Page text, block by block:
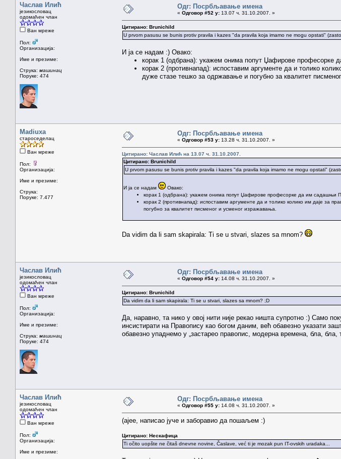
Часлав Илић
језикословац
одомаћен члан
Ван мреже
Пол:
Организација:
Име и презиме:
Струка: машинац
Поруке: 474
Одг: Посрбљавање имена
« Одговор #52 у: 13.07 ч. 31.10.2007. »
Цитирано: Brunichild
U prvom pasusu se bunis protiv pravila i kazes "da pravila koja imamo ne mogu opstati"
И ја се надам :) Овако:
корак 1 (одбрана): укажем онима попут Џафирове професорке
корак 2 (противнапад): испоставим аргументе да и толико
дуже стазе тешко за одржавање и погубно за квалитет
Madiuxa
староседелац
Ван мреже
Пол:
Организација:
Име и презиме:
Струка:
Поруке: 7.477
Одг: Посрбљавање имена
« Одговор #53 у: 13.28 ч. 31.10.2007. »
Цитирано: Часлав Илић на 13.07 ч. 31.10.2007.
Цитирано: Brunichild
U prvom pasusu se bunis protiv pravila i kazes "da pravila koja imamo ne mogu opstati"
И ја се надам
Овако:
корак 1 (одбрана): укажем онима попут Џафирове професорке да им садашњи
корак 2 (противнапад): испоставим аргументе да и толико колико им даје за
погубно за квалитет писменог и усменог изражавања.
Da vidim da li sam skapirala: Ti se u stvari, slazes sa mnom?
Часлав Илић
језикословац
одомаћен члан
Ван мреже
Пол:
Организација:
Име и презиме:
Струка: машинац
Поруке: 474
Одг: Посрбљавање имена
« Одговор #54 у: 14.08 ч. 31.10.2007. »
Цитирано: Brunichild
Da vidim da li sam skapirala: Ti se u stvari, slazes sa mnom? ;D
Да, наравно, та нико у овој нити није рекао ништа супротно :) Само
инсистирати на Правопису као богом даним, већ обавезно указати
обавезно упаднемо у „застарео правопис, модерна времена, бла, бла,
Часлав Илић
језикословац
одомаћен члан
Ван мреже
Пол:
Организација:
Име и презиме:
Одг: Посрбљавање имена
« Одговор #55 у: 14.08 ч. 31.10.2007. »
(ајее, написао јуче и заборавио да пошаљем :)
Цитирано: Нескафица
Ti očito uopšte ne čitaš dnevne novine, Časlave, već ti je mozak pun IT-ovskih uradaka...